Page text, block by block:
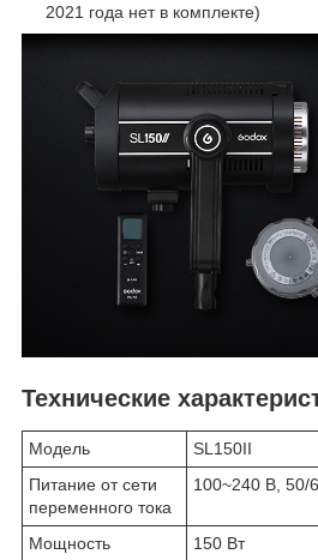
2021 года нет в комплекте)
Технические
Модель SL150II
Питание от сети
переменного тока
100~240 В, 50/
Мощность 150 Вт